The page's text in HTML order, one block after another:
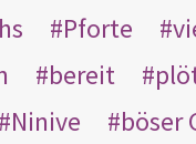
Pforte
bereit
Ninive böser